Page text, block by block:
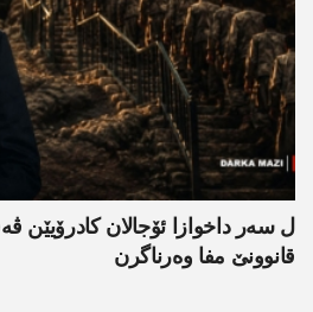
ل سەر داخوازا ئۆجالان کادرۆیێن
قانوونێ مفا وەرناگرن